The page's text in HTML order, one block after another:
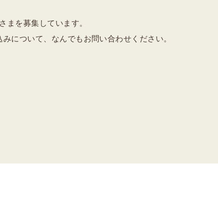
まを募集しています。
について、なんでもお問い合わせください。